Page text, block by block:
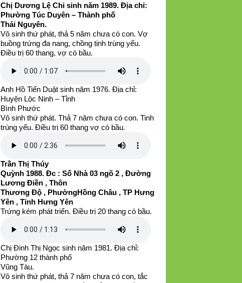
Chị Dương Lệ Chi sinh năm 1989. Địa chỉ:
Phường Túc Duyên – Thành phố
Thái Nguyên.
Vô sinh thứ phát, thả 5 năm chưa có con. Vợ
buồng trứng đa nang, chồng tinh trùng yếu.
Điều trị 60 thang, vợ có bầu.
Anh Hồ Tiến Duật sinh năm 1976. Địa chỉ:
Huyện Lộc Ninh – Tỉnh
Bình Phước
Vô sinh thứ phát. Thả 7 năm chưa có con. Tinh
trùng yếu. Điều trị 60 thang vợ có bầu.
Trần Thị Thúy
Quỳnh 1988. Đc : Số Nhà 03 ngõ 2 , Đường
Lương Điền , Thôn
Thương Độ , PhườngHồng Châu , TP Hưng
Yên , Tỉnh Hưng Yên
Trứng kém phát triển. Điều trị 20 thang có bầu.
Chị Đinh Thị Ngọc sinh năm 1981. Địa chỉ:
Phường 12 thành phố
Vũng Tàu.
Vô sinh thứ phát, thả 7 năm chưa có con, tắc